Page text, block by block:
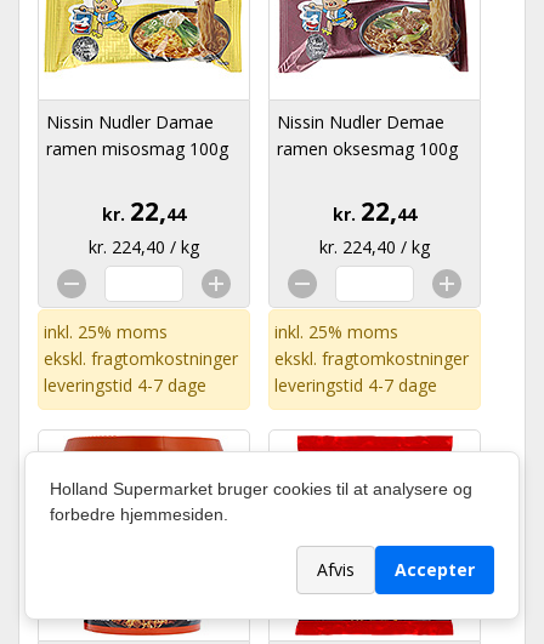
Nissin Nudler Damae
ramen misosmag 100g
kr. 22,44
kr. 224,40 / kg
inkl. 25% moms
ekskl. fragtomkostninger
leveringstid 4-7 dage
Nissin Nudler Demae
ramen oksesmag 100g
kr. 22,44
kr. 224,40 / kg
inkl. 25% moms
ekskl. fragtomkostninger
leveringstid 4-7 dage
Holland Supermarket bruger cookies til at analysere og
forbedre hjemmesiden.
Afvis Accepter